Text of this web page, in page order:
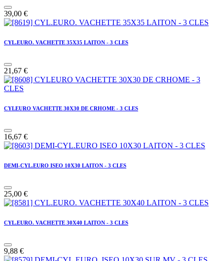
39,00 €
CYL.EURO. VACHETTE 35X35 LAITON - 3 CLES
21,67 €
CYLEURO VACHETTE 30X30 DE CRHOME - 3 CLES
16,67 €
DEMI-CYL.EURO ISEO 10X30 LAITON - 3 CLES
25,00 €
CYL.EURO. VACHETTE 30X40 LAITON - 3 CLES
9,88 €